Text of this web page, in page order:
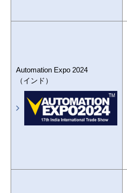
Automation Expo 2024
（インド）